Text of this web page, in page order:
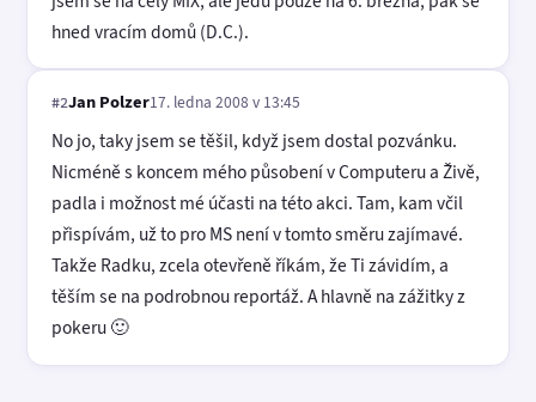
hned vracím domů (D.C.).
#2Jan Polzer17. ledna 2008 v 13:45
No jo, taky jsem se těšil, když jsem dostal pozvánku.
Nicméně s koncem mého působení v Computeru a Živě,
padla i možnost mé účasti na této akci. Tam, kam včil
přispívám, už to pro MS není v tomto směru zajímavé.
Takže Radku, zcela otevřeně říkám, že Ti závidím, a
těším se na podrobnou reportáž. A hlavně na zážitky z
pokeru 🙂